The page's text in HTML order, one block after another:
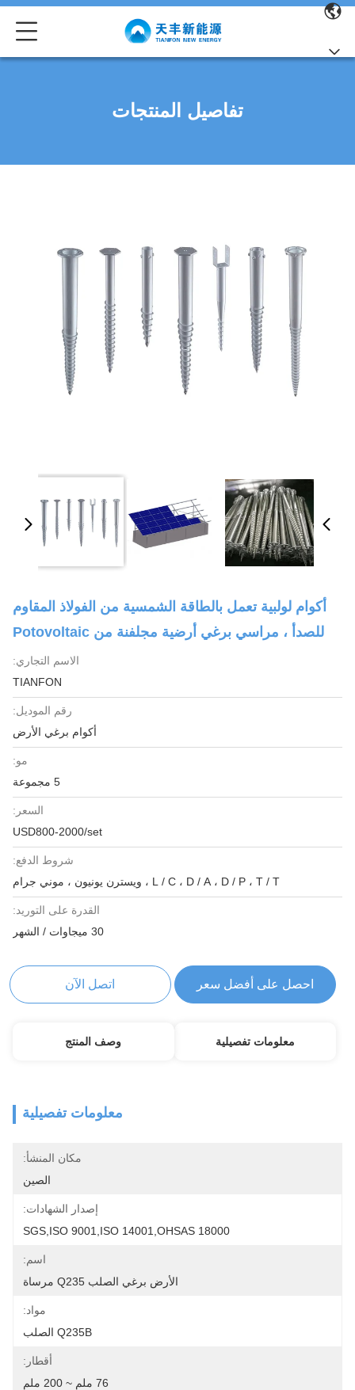
تفاصيل المنتجات
أكوام لولبية تعمل بالطاقة الشمسية من الفولاذ المقاوم
للصدأ ، مراسي برغي أرضية مجلفنة من Potovoltaic
الاسم التجاري:
TIANFON
رقم الموديل:
أكوام برغي الأرض
مو:
5 مجموعة
السعر:
USD800-2000/set
شروط الدفع:
L / C ، D / A ، D / P ، T / T ، ويسترن يونيون ، موني جرام
القدرة على التوريد:
30 ميجاوات / الشهر
احصل على أفضل سعر اتصل الآن
معلومات تفصيلية وصف المنتج
معلومات تفصيلية
مكان المنشأ:
الصين
إصدار الشهادات:
SGS,ISO 9001,ISO 14001,OHSAS 18000
اسم:
الأرض برغي الصلب Q235 مرساة
مواد:
Q235B الصلب
أقطار:
76 ملم ~ 200 ملم